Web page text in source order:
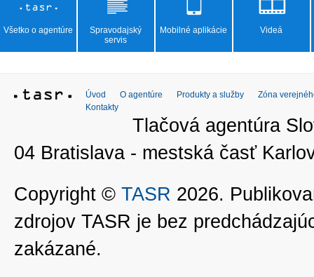
Všetko o agentúre
Spravodajský
servis
Mobilné aplikácie Videá
Úvod O agentúre Produkty a služby
Zóna
Kontakty
Tlačová agentúra
04 Bratislava - mestská časť
Copyright © TASR 2026.
zdrojov TASR je bez
zakázané.